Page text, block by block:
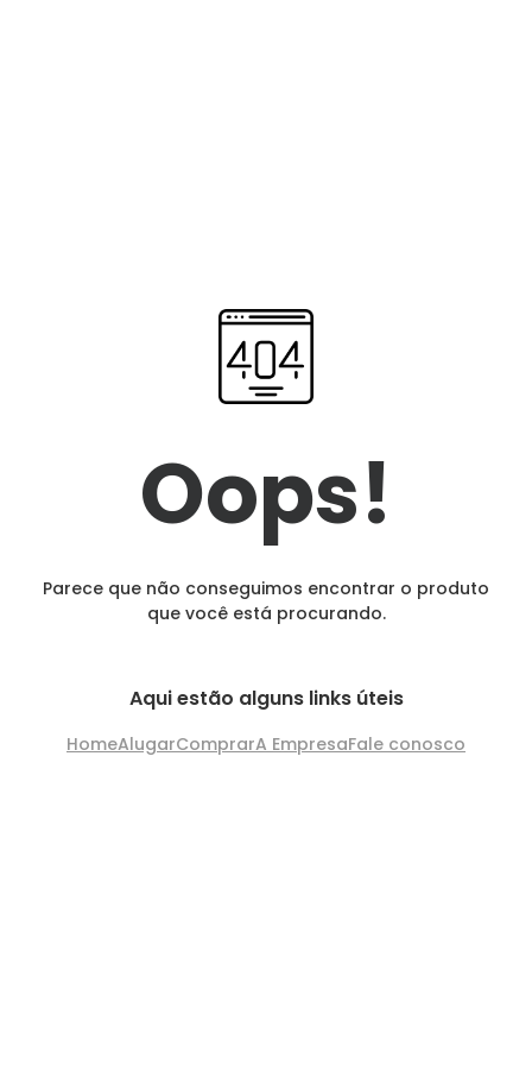
Oops!
Parece que não conseguimos encontrar o produto
que você está procurando.
Aqui estão alguns links úteis
HomeAlugarComprarA EmpresaFale conosco